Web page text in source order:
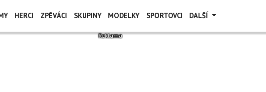
HERCI ZPĚVÁCI SKUPINY MODELKY SPORTOVCI DALŠÍ